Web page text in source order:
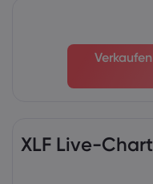
Verkaufen
XLF Live-Chart